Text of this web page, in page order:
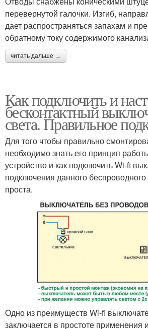
перевернутой галочки. Изгиб,
дает распространяться запахам и
обратному току содержимого
читать дальше →
Как подключить и
бесконтактный
света. Правильное
Для того чтобы правильно
необходимо знать его принцип
устройство и как подключить Wi-fi
подключения данного беспроводного
проста.
Одно из преимуществ Wi-fi
заключается в простоте